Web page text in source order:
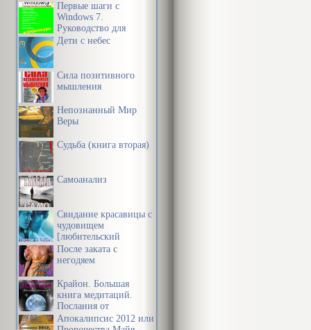
Первые шаги с
Windows 7.
Руководство для
начинающих
Дети с небес
Сила позитивного
мышления
Непознанный Мир
Веры
Судьба (книга вторая)
Самоанализ
Свидание красавицы с
чудовищем
[любительский
перевод]
После заката с
негодяем
Крайон. Большая
книга медитаций.
Послания от
Источника
Апокалипсис 2012 или